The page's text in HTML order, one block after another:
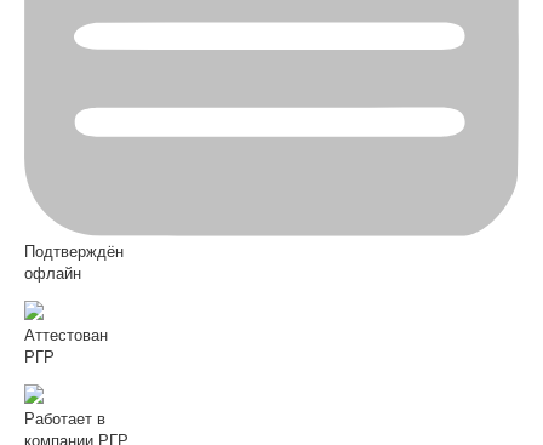
Подтверждён
офлайн
Аттестован
РГР
Работает в
компании РГР